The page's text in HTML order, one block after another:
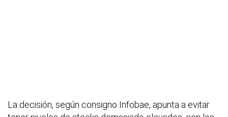
La decisión, según consigno Infobae, apunta a evitar